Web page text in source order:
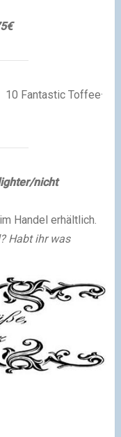
10 Fantastic Toffee·
nicht
im Handel erhältlich.
Habt ihr was